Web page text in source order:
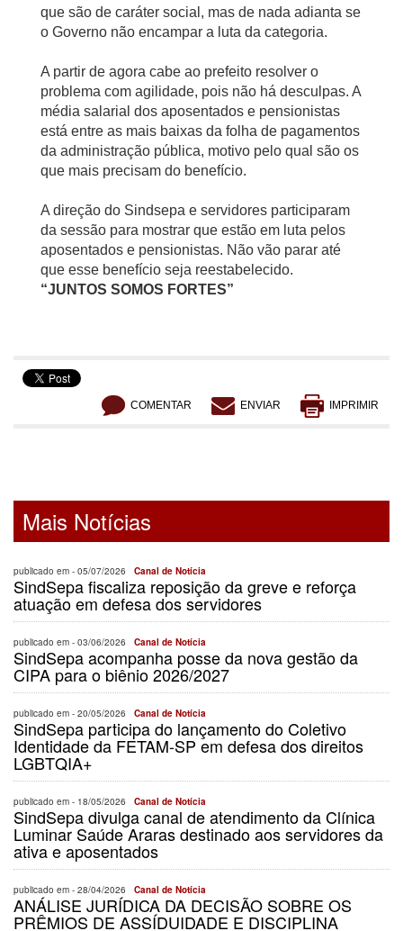
que são de caráter social, mas de nada adianta se
o Governo não encampar a luta da categoria.
A partir de agora cabe ao prefeito resolver o
problema com agilidade, pois não há desculpas. A
média salarial dos aposentados e pensionistas
está entre as mais baixas da folha de pagamentos
da administração pública, motivo pelo qual são os
que mais precisam do benefício.
A direção do Sindsepa e servidores participaram
da sessão para mostrar que estão em luta pelos
aposentados e pensionistas. Não vão parar até
que esse benefício seja reestabelecido.
“JUNTOS SOMOS FORTES”
COMENTAR ENVIAR IMPRIMIR
Mais Notícias
publicado em - 05/07/2026 Canal de Notícia
SindSepa fiscaliza reposição da greve e reforça
atuação em defesa dos servidores
publicado em - 03/06/2026 Canal de Notícia
SindSepa acompanha posse da nova gestão da
CIPA para o biênio 2026/2027
publicado em - 20/05/2026 Canal de Notícia
SindSepa participa do lançamento do Coletivo
Identidade da FETAM-SP em defesa dos direitos
LGBTQIA+
publicado em - 18/05/2026 Canal de Notícia
SindSepa divulga canal de atendimento da Clínica
Luminar Saúde Araras destinado aos servidores da
ativa e aposentados
publicado em - 28/04/2026 Canal de Notícia
ANÁLISE JURÍDICA DA DECISÃO SOBRE OS
PRÊMIOS DE ASSÍDUIDADE E DISCIPLINA